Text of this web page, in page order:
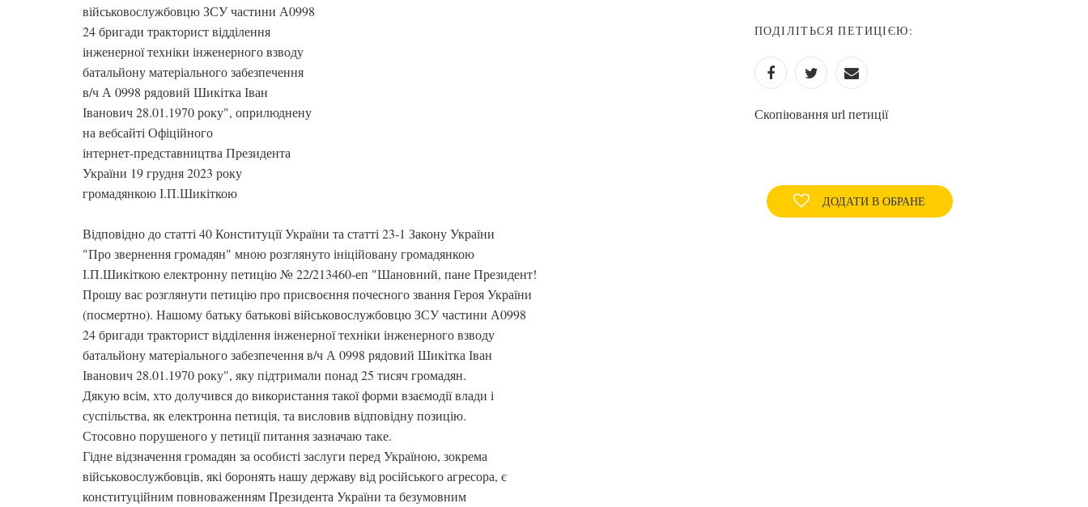
військовослужбовцю ЗСУ частини А0998
24 бригади тракторист відділення
інженерної техніки інженерного взводу
батальйону матеріального забезпечення
в/ч А 0998 рядовий Шикітка Іван
Іванович 28.01.1970 року", оприлюднену
на вебсайті Офіційного
інтернет-представництва Президента
України 19 грудня 2023 року
громадянкою І.П.Шикіткою
Відповідно до статті 40 Конституції України та статті 23-1 Закону України
"Про звернення громадян" мною розглянуто ініційовану громадянкою
І.П.Шикіткою електронну петицію № 22/213460-еп "Шановний, пане Президент!
Прошу вас розглянути петицію про присвоєння почесного звання Героя України
(посмертно). Нашому батьку батькові військовослужбовцю ЗСУ частини А0998
24 бригади тракторист відділення інженерної техніки інженерного взводу
батальйону матеріального забезпечення в/ч А 0998 рядовий Шикітка Іван
Іванович 28.01.1970 року", яку підтримали понад 25 тисяч громадян.
Дякую всім, хто долучився до використання такої форми взаємодії влади і
суспільства, як електронна петиція, та висловив відповідну позицію.
Стосовно порушеного у петиції питання зазначаю таке.
Гідне відзначення громадян за особисті заслуги перед Україною, зокрема
військовослужбовців, які боронять нашу державу від російського агресора, є
конституційним повноваженням Президента України та безумовним
ПОДІЛІТЬСЯ ПЕТИЦІЄЮ:
Скопіювання url петиції
ДОДАТИ В ОБРАНЕ